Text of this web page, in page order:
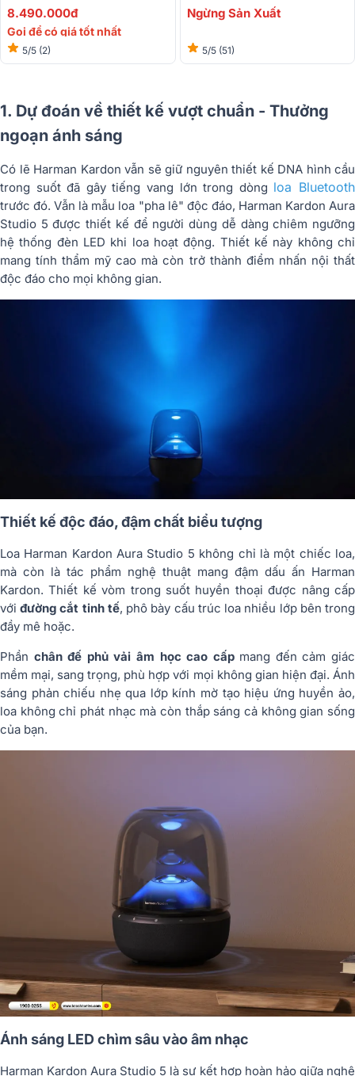
360 Độ, Đèn Led)
8.490.000đ
Gọi để có giá tốt nhất
5/5 (2)
360 Độ, Đèn Led)
Ngừng Sản Xuất
5/5 (51)
1. Dự đoán về thiết kế vượt chuẩn - Thưởng
ngoạn ánh sáng
Có lẽ Harman Kardon vẫn sẽ giữ nguyên thiết kế DNA hình cầu
trong suốt đã gây tiếng vang lớn trong dòng loa Bluetooth
trước đó. Vẫn là mẫu loa "pha lê" độc đáo, Harman Kardon Aura
Studio 5 được thiết kế để người dùng dễ dàng chiêm ngưỡng
hệ thống đèn LED khi loa hoạt động. Thiết kế này không chỉ
mang tính thẩm mỹ cao mà còn trở thành điểm nhấn nội thất
độc đáo cho mọi không gian.
Thiết kế độc đáo, đậm chất biểu tượng
Loa Harman Kardon Aura Studio 5 không chỉ là một chiếc loa,
mà còn là tác phẩm nghệ thuật mang đậm dấu ấn Harman
Kardon. Thiết kế vòm trong suốt huyền thoại được nâng cấp
vớiđường cắt tinh tế, phô bày cấu trúc loa nhiều lớp bên trong
đầy mê hoặc.
Phần chân đế phủ vải âm học cao cấpmang đến cảm giác
mềm mại, sang trọng, phù hợp với mọi không gian hiện đại. Ánh
sáng phản chiếu nhẹ qua lớp kính mờ tạo hiệu ứng huyền ảo,
loa không chỉ phát nhạc mà còn thắp sáng cả không gian sống
của bạn.
Ánh sáng LED chìm sâu vào âm nhạc
Harman Kardon Aura Studio 5 là sự kết hợp hoàn hảo giữa nghệ